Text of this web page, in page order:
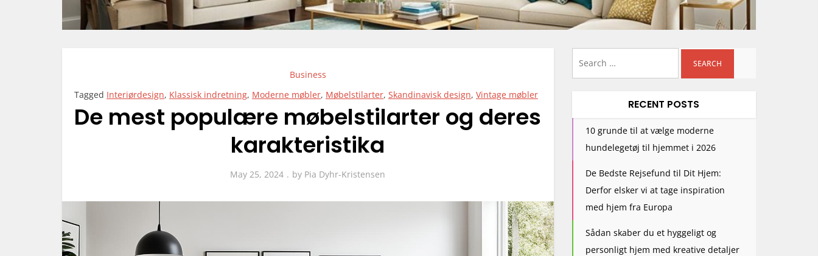
Business
Tagged Interiørdesign, Klassisk indretning, Moderne møbler, Møbelstilarter, Skandinavisk design, Vintage møbler
De mest populære møbelstilarter og deres
karakteristika
May 25, 2024 by Pia Dyhr-Kristensen
RECENT POSTS
10 grunde til at vælge moderne
hundelegetøj til hjemmet i 2026
De Bedste Rejsefund til Dit Hjem:
Derfor elsker vi at tage inspiration
med hjem fra Europa
Sådan skaber du et hyggeligt og
personligt hjem med kreative detaljer